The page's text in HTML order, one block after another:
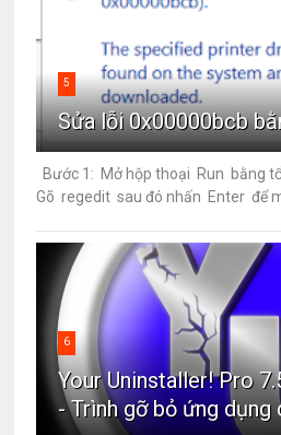
5
Sửa lỗi 0x00000bcb
Bước 1: Mở hộp thoại Run bằng
Gõ regedit sau đó nhấn Enter để
6
Your Uninstaller! Pro
- Trình gỡ bỏ ứng dụng